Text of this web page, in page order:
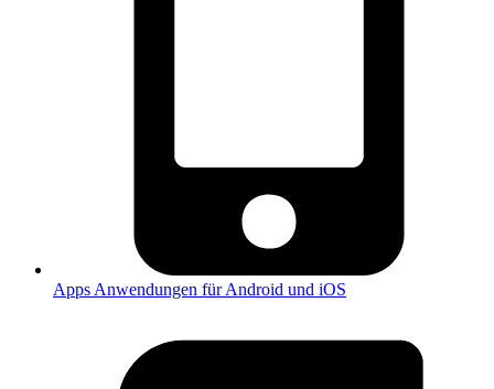
Apps Anwendungen für Android und iOS